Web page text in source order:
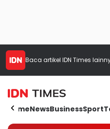
Baca artikel IDN Times
HomeNewsBusinessSport